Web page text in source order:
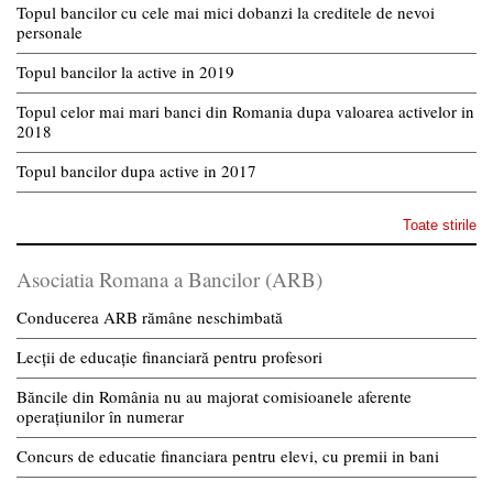
Topul bancilor cu cele mai mici dobanzi la creditele de nevoi
personale
Topul bancilor la active in 2019
Topul celor mai mari banci din Romania dupa valoarea activelor in
2018
Topul bancilor dupa active in 2017
Toate stirile
Asociatia Romana a Bancilor (ARB)
Conducerea ARB rămâne neschimbată
Lecții de educație financiară pentru profesori
Băncile din România nu au majorat comisioanele aferente
operațiunilor în numerar
Concurs de educatie financiara pentru elevi, cu premii in bani